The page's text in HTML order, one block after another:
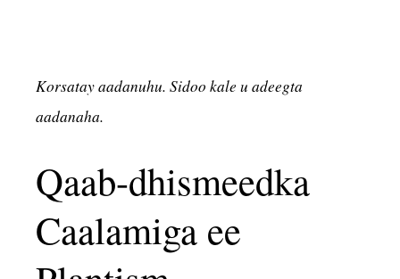
Korsatay aadanuhu. Sidoo kale u adeegta
aadanaha.
Qaab-dhismeedka
Caalamiga ee